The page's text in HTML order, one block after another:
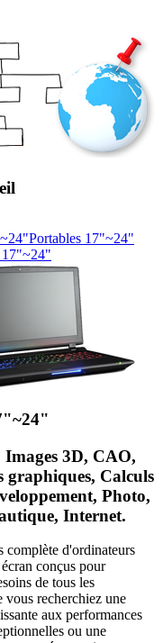
Portables 17"~24"
17"~24"
Images 3D, CAO,
graphiques, Calculs
Photo,
Internet.
complète d'ordinateurs
conçus pour
de tous les
vous recherchiez une
aux performances
ou une